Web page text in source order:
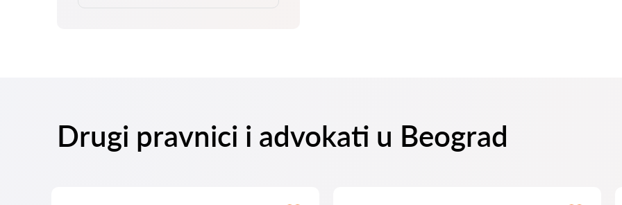
Drugi pravnici i advokati u Beograd